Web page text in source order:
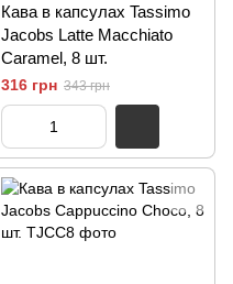
Кава в капсулах Tassimo
Jacobs Latte Macchiato
Caramel, 8 шт.
316 грн 343 грн